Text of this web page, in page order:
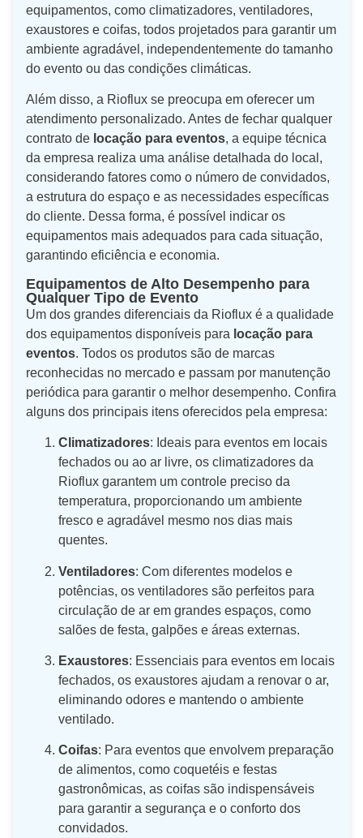
equipamentos, como climatizadores, ventiladores,
exaustores e coifas, todos projetados para garantir um
ambiente agradável, independentemente do tamanho
do evento ou das condições climáticas.
Além disso, a Rioflux se preocupa em oferecer um
atendimento personalizado. Antes de fechar qualquer
contrato de locação para eventos, a equipe técnica
da empresa realiza uma análise detalhada do local,
considerando fatores como o número de convidados,
a estrutura do espaço e as necessidades específicas
do cliente. Dessa forma, é possível indicar os
equipamentos mais adequados para cada situação,
garantindo eficiência e economia.
Equipamentos de Alto Desempenho para
Qualquer Tipo de Evento
Um dos grandes diferenciais da Rioflux é a qualidade
dos equipamentos disponíveis para locação para
eventos. Todos os produtos são de marcas
reconhecidas no mercado e passam por manutenção
periódica para garantir o melhor desempenho. Confira
alguns dos principais itens oferecidos pela empresa:
Climatizadores: Ideais para eventos em locais
fechados ou ao ar livre, os climatizadores da
Rioflux garantem um controle preciso da
temperatura, proporcionando um ambiente
fresco e agradável mesmo nos dias mais
quentes.
Ventiladores: Com diferentes modelos e
potências, os ventiladores são perfeitos para
circulação de ar em grandes espaços, como
salões de festa, galpões e áreas externas.
Exaustores: Essenciais para eventos em locais
fechados, os exaustores ajudam a renovar o ar,
eliminando odores e mantendo o ambiente
ventilado.
Coifas: Para eventos que envolvem preparação
de alimentos, como coquetéis e festas
gastronômicas, as coifas são indispensáveis
para garantir a segurança e o conforto dos
convidados.